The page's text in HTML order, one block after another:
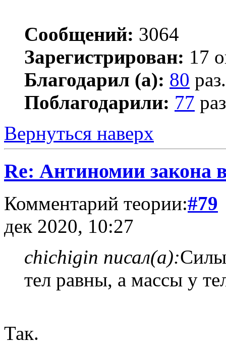
Сообщений: 3064
Зарегистрирован: 17
Благодарил (а): 80 раз.
Поблагодарили: 77
Вернуться наверх
Re: Антиномии закона
Комментарий теории:#79
дек 2020, 10:27
chichigin писал(а):Силы
тел равны, а массы у
Так.